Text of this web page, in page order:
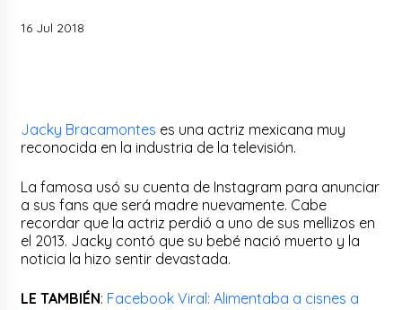
16 Jul 2018
Jacky Bracamontes es una actriz mexicana muy
reconocida en la industria de la televisión.
La famosa usó su cuenta de Instagram para anunciar
a sus fans que será madre nuevamente. Cabe
recordar que la actriz perdió a uno de sus mellizos en
el 2013. Jacky contó que su bebé nació muerto y la
noticia la hizo sentir devastada.
LE TAMBIÉN: Facebook Viral: Alimentaba a cisnes a